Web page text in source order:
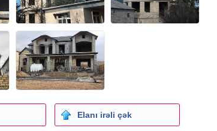
Elanı irəli çək